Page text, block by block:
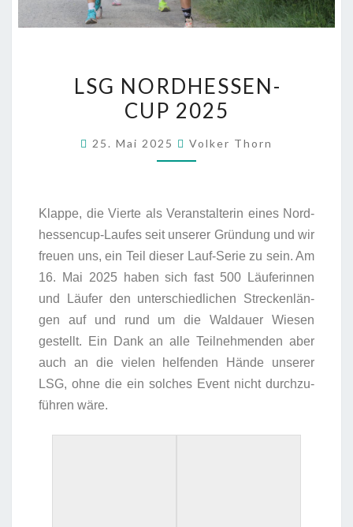
LSG NORD­HES­SEN­
CUP 2025
25. Mai 2025 Volker Thorn
Klap­pe, die Vier­te als Ver­an­stal­te­rin eines Nord­
hes­sen­cup-Lau­fes seit unse­rer Grün­dung und wir
freu­en uns, ein Teil die­ser Lauf-Serie zu sein. Am
16. Mai 2025 haben sich fast 500 Läu­fe­rin­nen
und Läu­fer den unter­schied­li­chen Stre­cken­län­
gen auf und rund um die Wald­au­er Wie­sen
gestellt. Ein Dank an alle Teil­neh­men­den aber
auch an die vie­len hel­fen­den Hän­de unse­rer
LSG, ohne die ein sol­ches Event nicht durch­zu­
füh­ren wäre.